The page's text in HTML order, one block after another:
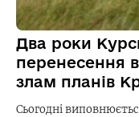
Два роки
перенесення
злам планів
Сьогодні